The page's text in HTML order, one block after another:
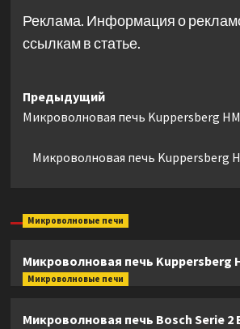
Реклама. Информация о
ссылкам в статье.
Навигация
записи
Предыдущий
Микроволновая печь Kuppersberg
Микроволновая печь Kuppersberg
Микроволновые печи
Микроволновая печь Kuppersberg
Микроволновые печи
Микроволновая печь Bosch Serie 2